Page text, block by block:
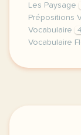
Les Paysage
Prépositions
Vocabulaire
Vocabulaire
cette